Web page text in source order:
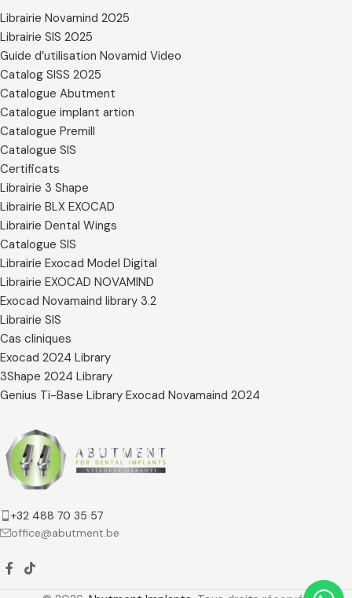
Librairie Novamind 2025
Librairie SIS 2025
Guide d’utilisation Novamid Video
Catalog SISS 2025
Catalogue Abutment
Catalogue implant artion
Catalogue Premill
Catalogue SIS
Certificats
Librairie 3 Shape
Librairie BLX EXOCAD
Librairie Dental Wings
Catalogue SIS
Librairie Exocad Model Digital
Librairie EXOCAD NOVAMIND
Exocad Novamaind library 3.2
Librairie SIS
Cas cliniques
Exocad 2024 Library
3Shape 2024 Library
Genius Ti-Base Library Exocad Novamaind 2024
+32 488 70 35 57
office@abutment.be